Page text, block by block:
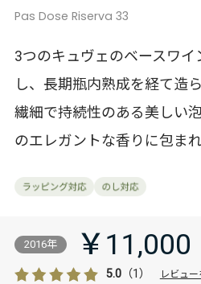
Pas Dose Riserva 33
3つのキュヴェのベースワイ
し、長期瓶内熟成を経て造
繊細で持続性のある美しい
のエレガントな香りに包まれ
2016年 ￥11,000
5.0（1） レビュ